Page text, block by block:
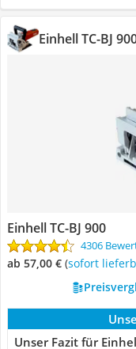
Einhell TC-BJ
Einhell TC-BJ 900
4306
ab 57,00 € ( Sofort
Unser Fazit für